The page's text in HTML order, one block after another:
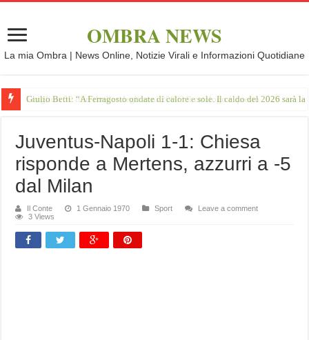
OMBRA NEWS
La mia Ombra | News Online, Notizie Virali e Informazioni Quotidiane
Giulio Betti: “A Ferragosto ondate di calore e sole. Il caldo del 2026 sarà
Juventus-Napoli 1-1: Chiesa
risponde a Mertens, azzurri a -5
dal Milan
Il Conte 1 Gennaio 1970 Sport
Leave a comment
3 Views